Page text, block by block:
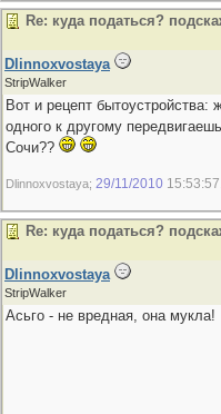
Re: куда податься?
Dlinnoxvostaya
StripWalker
Вот и рецепт
одного к другому
Сочи??
Dlinnoxvostaya; 29/11/2010 15:53:57
Re: куда податься?
Dlinnoxvostaya
StripWalker
Асьго - не вредная, она мукла!